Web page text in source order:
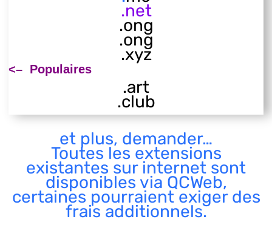
.net
.ong
.ong
.xyz
<– Populaires
.art
.club
et plus, demander…
Toutes les extensions
existantes sur internet sont
disponibles via QCWeb,
certaines pourraient exiger des
frais additionnels.